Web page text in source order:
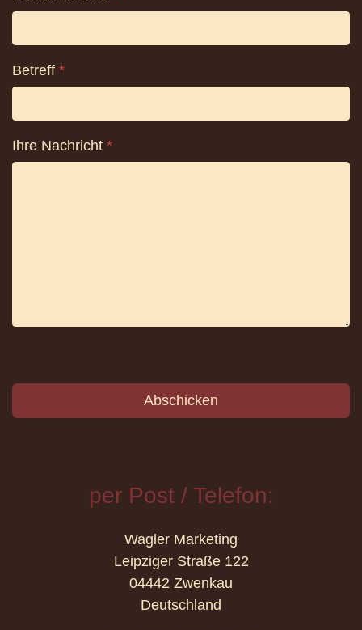
KONTAKT
Betreff *
Ihre Nachricht *
Abschicken
per Post / Telefon:
Wagler Marketing
Leipziger Straße 122
04442 Zwenkau
Deutschland